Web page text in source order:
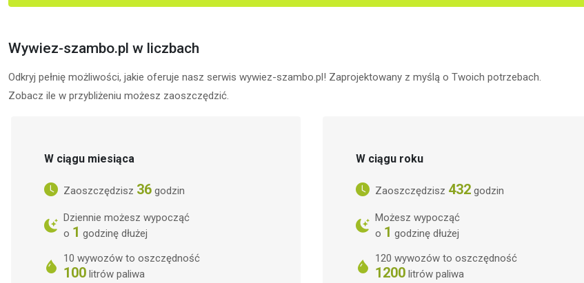
Wywiez-szambo.pl w liczbach
Odkryj pełnię możliwości, jakie oferuje nasz serwis wywiez-szambo.pl! Zaprojektowany z myślą o Twoich potrzebach.
Zobacz ile w przybliżeniu możesz zaoszczędzić.
W ciągu miesiąca
Zaoszczędzisz 36 godzin
Dziennie możesz wypocząć
o 1 godzinę dłużej
10 wywozów to oszczędność
100 litrów paliwa
W ciągu roku
Zaoszczędzisz 432 godzin
Możesz wypocząć
o 1 godzinę dłużej
120 wywozów to oszczędność
1200 litrów paliwa